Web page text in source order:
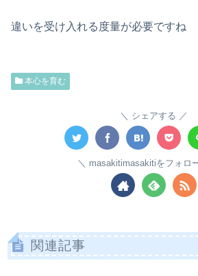
違いを受け入れる度量が必要ですね
本心を育む
シェアする
masakitimasakitiをフォロ
関連記事